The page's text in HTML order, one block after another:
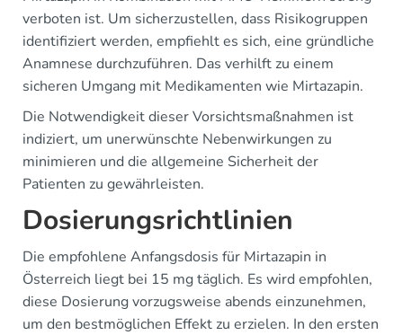
verboten ist. Um sicherzustellen, dass Risikogruppen
identifiziert werden, empfiehlt es sich, eine gründliche
Anamnese durchzuführen. Das verhilft zu einem
sicheren Umgang mit Medikamenten wie Mirtazapin.
Die Notwendigkeit dieser Vorsichtsmaßnahmen ist
indiziert, um unerwünschte Nebenwirkungen zu
minimieren und die allgemeine Sicherheit der
Patienten zu gewährleisten.
Dosierungsrichtlinien
Die empfohlene Anfangsdosis für Mirtazapin in
Österreich liegt bei 15 mg täglich. Es wird empfohlen,
diese Dosierung vorzugsweise abends einzunehmen,
um den bestmöglichen Effekt zu erzielen. In den ersten